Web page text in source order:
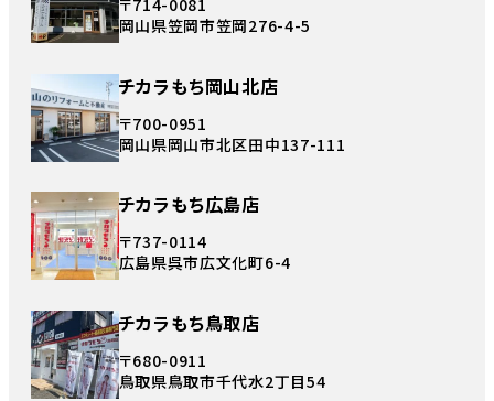
〒714-0081
岡山県笠岡市笠岡276-4-5
チカラもち岡山北店
〒700-0951
岡山県岡山市北区田中137-111
チカラもち広島店
〒737-0114
広島県呉市広文化町6-4
チカラもち鳥取店
〒680-0911
鳥取県鳥取市千代水2丁目54